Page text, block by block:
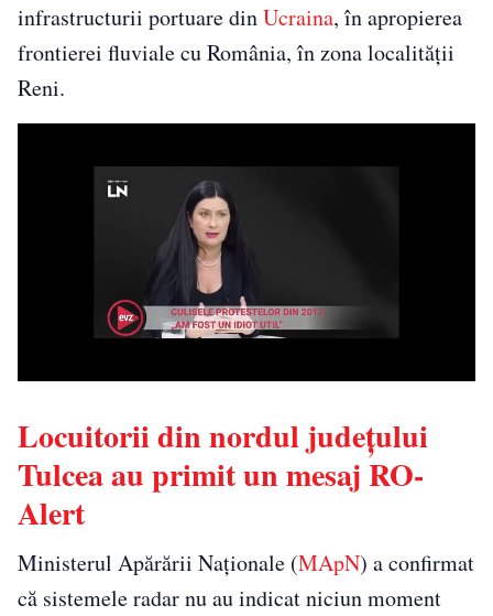
infrastructurii portuare dinUcraina, în apropierea
frontierei fluviale cu România, în zona localității
Reni.
Locuitorii din nordul județului
Tulcea au primit un mesaj RO-
Alert
Ministerul Apărării Naționale (MApN) a confirmat
că sistemele radar nu au indicat niciun moment